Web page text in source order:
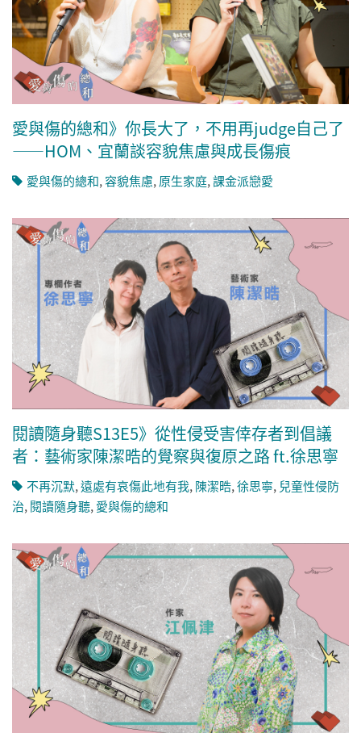
愛與傷的總和》你長大了，不用再judge自己了
——HOM、宜蘭談容貌焦慮與成長傷痕
愛與傷的總和,容貌焦慮,原生家庭,課金派戀愛
閱讀隨身聽S13E5》從性侵受害倖存者到倡議
者：藝術家陳潔晧的覺察與復原之路 ft.徐思寧
不再沉默,遠處有哀傷此地有我, 陳潔晧,徐思寧, 兒童性侵防
治, 閱讀隨身聽, 愛與傷的總和